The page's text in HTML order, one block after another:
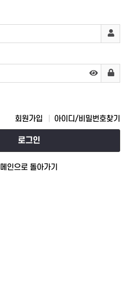
회원가입 아이디/비밀번호찾기
로그인
메인으로 돌아가기